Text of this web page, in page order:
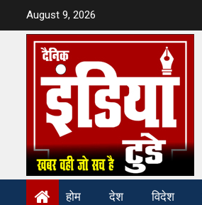
content
August 9, 2026
होम देश विदेश